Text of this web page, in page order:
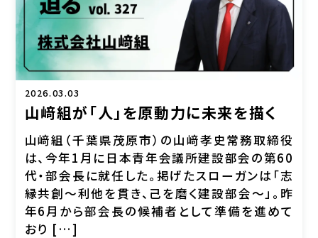
2026.03.03
山﨑組が「人」を原動力に未来を描く
山﨑組（千葉県茂原市）の山﨑孝史常務取締役
は、今年1月に日本青年会議所建設部会の第60
代・部会長に就任した。掲げたスローガンは「志
縁共創～利他を貫き、己を磨く建設部会～」。昨
年6月から部会長の候補者として準備を進めて
おり […]